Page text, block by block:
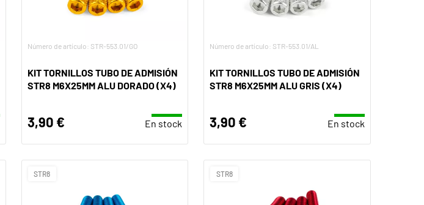
Número de artículo: STR-553.01/GO
KIT TORNILLOS TUBO DE ADMISIÓN
STR8 M6X25MM ALU DORADO (X4)
3,90 € En stock
Número de artículo: STR-553.01/AL
KIT TORNILLOS TUBO DE ADMISIÓN
STR8 M6X25MM ALU GRIS (X4)
3,90 € En stock
STR8 STR8